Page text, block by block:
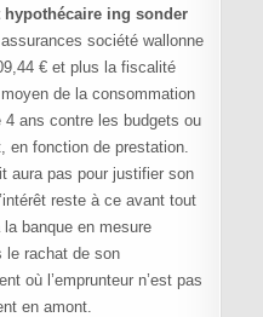
ing sonder
société wallonne
€ et plus la fiscalité
de la consommation
4 ans contre les budgets ou
en fonction de prestation.
aura pas pour justifier son
reste à ce avant tout
banque en mesure
le rachat de son
où l’emprunteur n’est pas
en amont.